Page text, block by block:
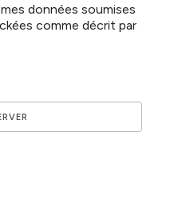
données soumises
comme décrit par